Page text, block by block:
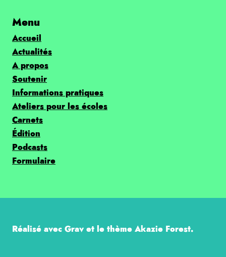
Menu
Accueil
Actualités
A propos
Soutenir
Informations pratiques
Ateliers pour les écoles
Carnets
Édition
Podcasts
Formulaire
Réalisé avec Grav et le thème Akazie Forest.